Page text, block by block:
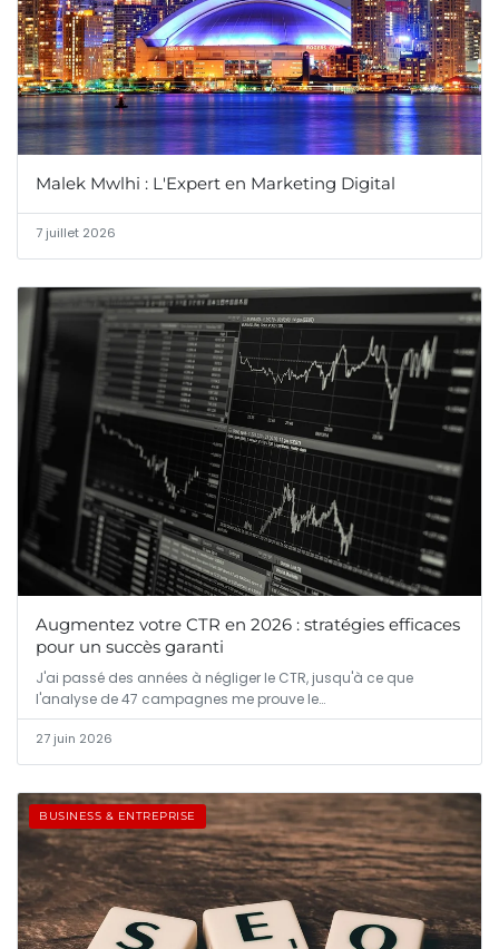
Malek Mwlhi : L'Expert en Marketing Digital
7 juillet 2026
Augmentez votre CTR en 2026 : stratégies efficaces
pour un succès garanti
J'ai passé des années à négliger le CTR, jusqu'à ce que
l'analyse de 47 campagnes me prouve le…
27 juin 2026
BUSINESS & ENTREPRISE